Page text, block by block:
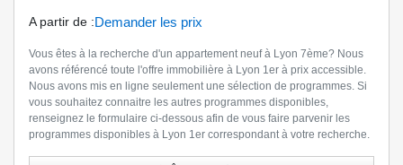
A partir de :Demander les prix
Vous êtes à la recherche d'un appartement neuf à Lyon 7ème? Nous
avons référencé toute l'offre immobilière à Lyon 1er à prix accessible.
Nous avons mis en ligne seulement une sélection de programmes. Si
vous souhaitez connaitre les autres programmes disponibles,
renseignez le formulaire ci-dessous afin de vous faire parvenir les
programmes disponibles à Lyon 1er correspondant à votre recherche.